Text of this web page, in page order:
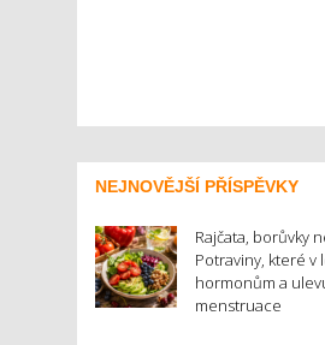
NEJNOVĚJŠÍ PŘÍSPĚVKY
Rajčata, borůvky
Potraviny, které v
hormonům a
menstruace